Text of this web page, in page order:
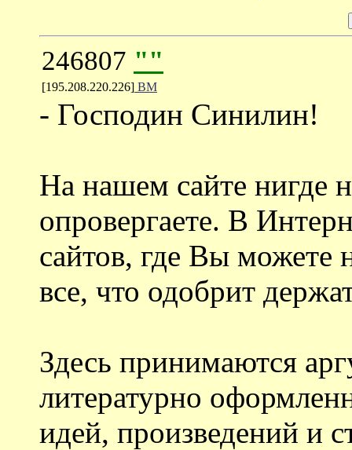
246807 ""
[195.208.220.226] ВМ
- Господин Синилин!
На нашем сайте нигде
опровергаете. В
сайтов, где Вы можете
все, что одобрит
Здесь принимаются
литературно
идей, произведений и